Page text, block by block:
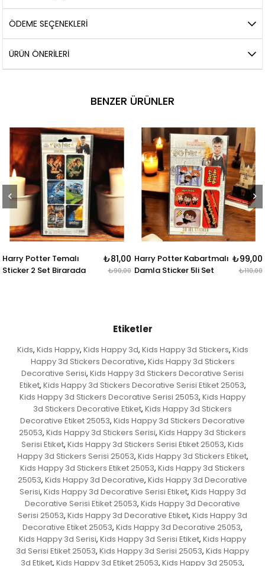
ÖDEME SEÇENEKLERI
ÜRÜN ÖNERILERI
BENZER ÜRÜNLER
₺81,00
₺90,00
Harry Potter Kabartmalı
Damla Sticker 5li Set
₺99,00
₺110,00
Harry Potter 4lü
Rozet & Broş
Etiketler
Kids, Kids Happy, Kids Happy 3d, Kids Happy 3d Stickers, Kids
Happy 3d Stickers Decorative, Kids Happy 3d Stickers
Decorative Serisi, Kids Happy 3d Stickers Decorative Serisi
Etiket, Kids Happy 3d Stickers Decorative Serisi Etiket 25053,
Kids Happy 3d Stickers Decorative Serisi 25053, Kids Happy
3d Stickers Decorative Etiket, Kids Happy 3d Stickers
Decorative Etiket 25053, Kids Happy 3d Stickers Decorative
25053, Kids Happy 3d Stickers Serisi, Kids Happy 3d Stickers
Serisi Etiket, Kids Happy 3d Stickers Serisi Etiket 25053, Kids
Happy 3d Stickers Serisi 25053, Kids Happy 3d Stickers Etiket,
Kids Happy 3d Stickers Etiket 25053, Kids Happy 3d Stickers
25053, Kids Happy 3d Decorative, Kids Happy 3d Decorative
Serisi, Kids Happy 3d Decorative Serisi Etiket, Kids Happy 3d
Decorative Serisi Etiket 25053, Kids Happy 3d Decorative
Serisi 25053, Kids Happy 3d Decorative Etiket, Kids Happy 3d
Decorative Etiket 25053, Kids Happy 3d Decorative 25053,
Kids Happy 3d Serisi, Kids Happy 3d Serisi Etiket, Kids Happy
3d Serisi Etiket 25053, Kids Happy 3d Serisi 25053, Kids Happy
3d Etiket, Kids Happy 3d Etiket 25053, Kids Happy 3d 25053,